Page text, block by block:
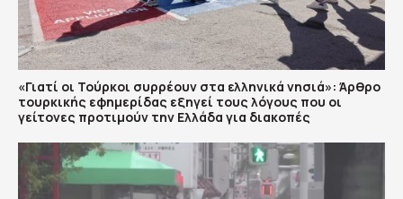
«Γιατί οι Τούρκοι συρρέουν στα ελληνικά νησιά»: Άρθρο
τουρκικής εφημερίδας εξηγεί τους λόγους που οι
γείτονες προτιμούν την Ελλάδα για διακοπές